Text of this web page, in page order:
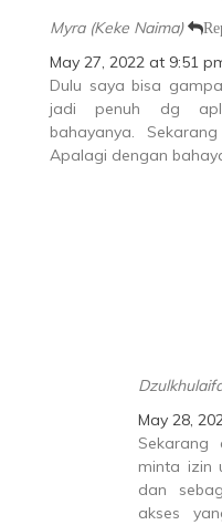
Myra (Keke Naima)
May 27, 2022 at 9:51
Dulu saya bisa
jadi penuh dg
bahayanya.
Apalagi dengan
May 28,
Sekarang
minta izin
dan
akses